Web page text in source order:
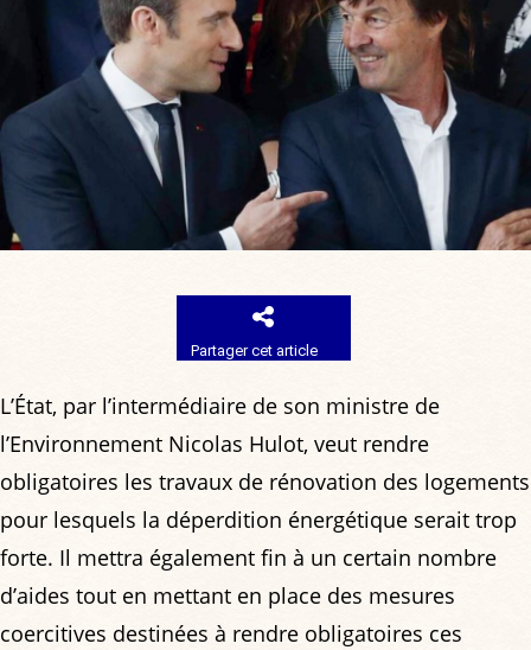
Partager cet article
L’État, par l’intermédiaire de son ministre de
l’Environnement Nicolas Hulot, veut rendre
obligatoires les travaux de rénovation des logements
pour lesquels la déperdition énergétique serait trop
forte. Il mettra également fin à un certain nombre
d’aides tout en mettant en place des mesures
coercitives destinées à rendre obligatoires ces